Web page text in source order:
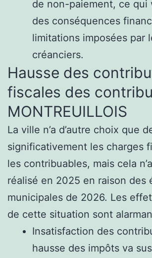
de non-paiement, ce qui
des conséquences
limitations imposées par
créanciers.
Hausse des
fiscales des
MONTREUILLOIS
La ville n’a d’autre choix que
significativement les charges
les contribuables, mais cela
réalisé en 2025 en raison des
municipales de 2026. Les
de cette situation sont
Insatisfaction des
hausse des impôts va